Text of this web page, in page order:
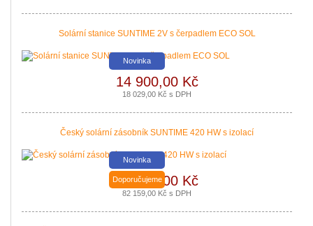
Nová zelená úsporám a Kotlíkové dotace snadno s PROPULS SOLAR.
|více zde ..
Solární stanice SUNTIME 2V s čerpadlem ECO SOL
Novinka
14 900,00 Kč
18 029,00 Kč s DPH
Český solární zásobník SUNTIME 420 HW s izolací
Novinka
Doporučujeme
67 900,00 Kč
82 159,00 Kč s DPH